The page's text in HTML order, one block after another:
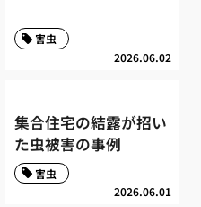
2026.06.02
害虫
集合住宅の結露が招い
た虫被害の事例
2026.06.01
害虫